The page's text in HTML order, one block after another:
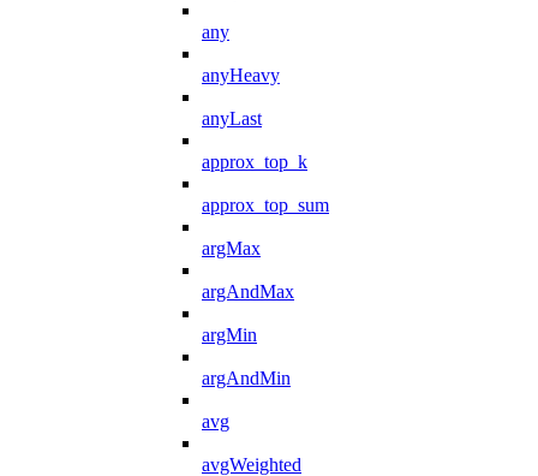
any
anyHeavy
anyLast
approx_top_k
approx_top_sum
argMax
argAndMax
argMin
argAndMin
avg
avgWeighted